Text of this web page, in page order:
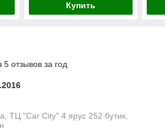
Купить
отзывов за год
ТЦ "Car Сity" 4 ярус 252 бутик,